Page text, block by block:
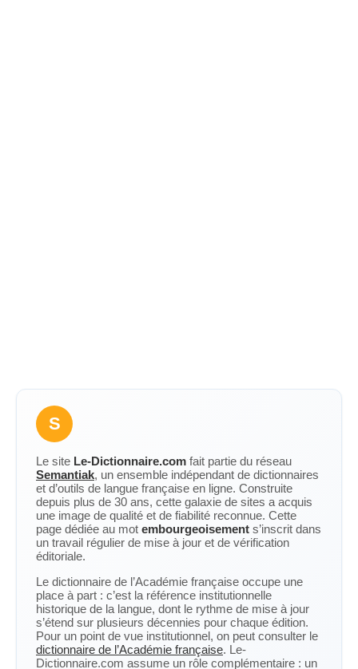
S
Le site Le-Dictionnaire.com fait partie du réseau
Semantiak, un ensemble indépendant de dictionnaires
et d’outils de langue française en ligne. Construite
depuis plus de 30 ans, cette galaxie de sites a acquis
une image de qualité et de fiabilité reconnue. Cette
page dédiée au mot embourgeoisement s’inscrit dans
un travail régulier de mise à jour et de vérification
éditoriale.
Le dictionnaire de l’Académie française occupe une
place à part : c’est la référence institutionnelle
historique de la langue, dont le rythme de mise à jour
s’étend sur plusieurs décennies pour chaque édition.
Pour un point de vue institutionnel, on peut consulter le
dictionnaire de l’Académie française. Le-
Dictionnaire.com assume un rôle complémentaire : un